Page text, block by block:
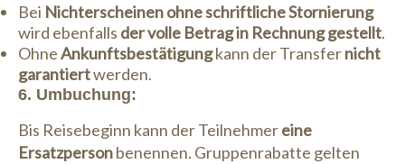
Bei Nichterscheinen ohne schriftliche Stornierung
wird ebenfalls der volle Betrag in Rechnung gestellt.
OhneAnkunftsbestätigungkann der Transfernicht
garantiertwerden.
6. Umbuchung:
Bis Reisebeginn kann der Teilnehmereine
Ersatzpersonbenennen. Gruppenrabatte gelten